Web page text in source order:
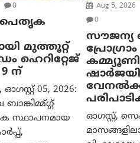
0
മുത്തൂറ്റ്
ഹെറിറ്റേജ്
ന്
05, 2026:
സ്ഥാപനമായ
Aug 5, 2026
0
സൗജന്യ
ഓഗസ്റ്റ്,